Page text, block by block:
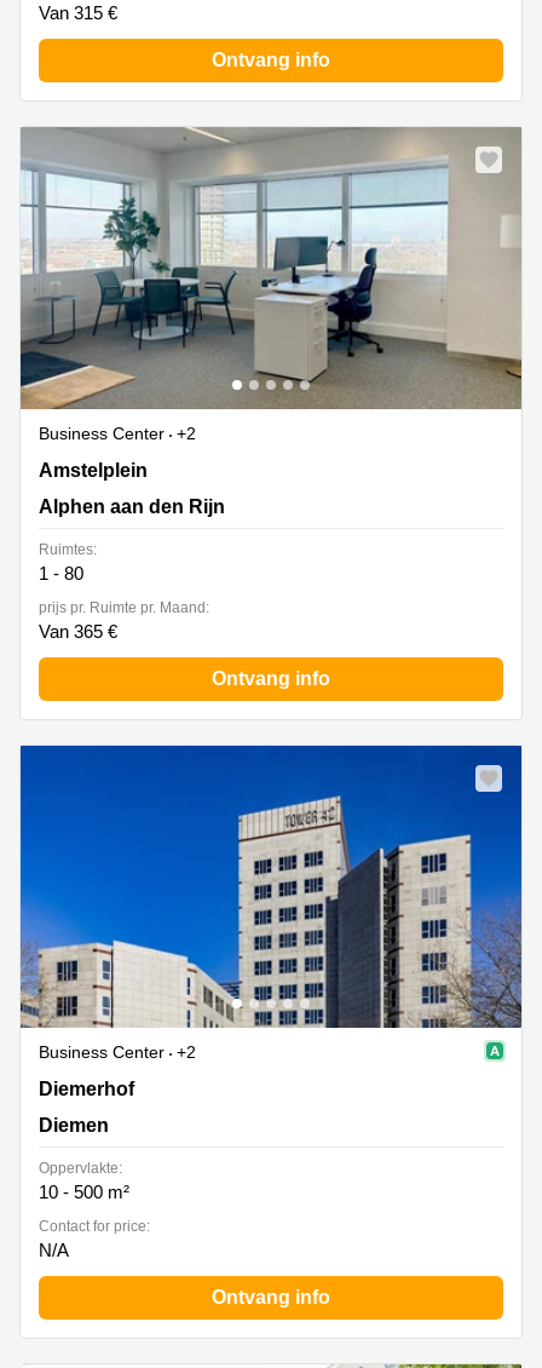
Van 315 €
Ontvang info
Business Center
+2
Amstelplein 54,26e etage, Alphen aan den Rijn
Amstelplein
Alphen aan den Rijn
Ruimtes:
1 - 80
prijs pr. Ruimte pr. Maand:
Van 365 €
Ontvang info
Business Center
+2
Diemerhof 42, Diemen
Diemerhof
Diemen
Oppervlakte:
10 - 500 m²
Contact for price:
N/A
Ontvang info